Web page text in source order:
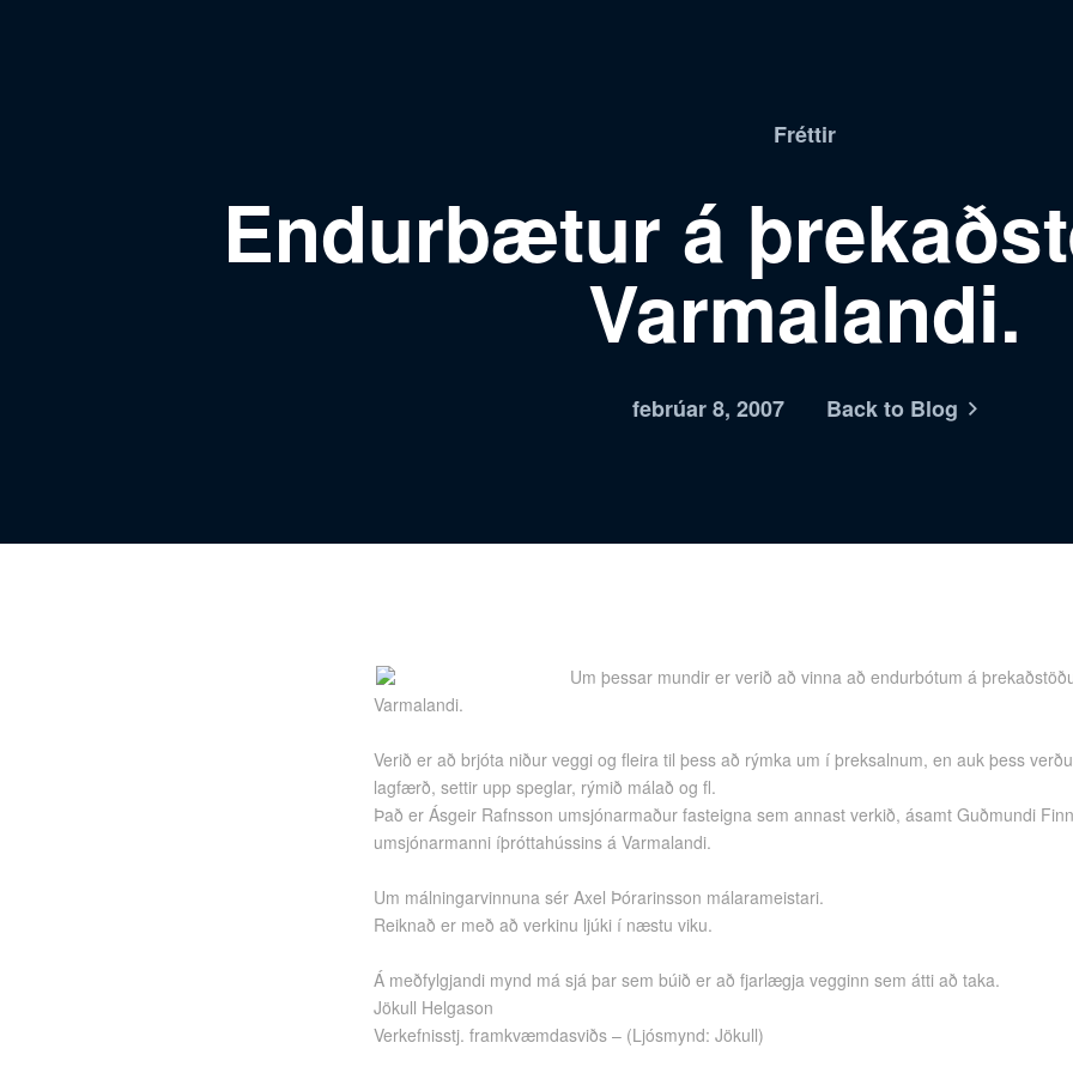
Fréttir
Endurbætur á
Varmalandi.
febrúar 8, 2007 Back to Blog
Um þessar mundir er verið að vinna að endurbótum á
Varmalandi.
Verið er að brjóta niður veggi og fleira til þess að rýmka um í þreksalnum, en auk þess
lagfærð, settir upp speglar, rýmið málað og fl.
Það er Ásgeir Rafnsson umsjónarmaður fasteigna sem annast verkið, ásamt Guðmundi
umsjónarmanni íþróttahússins á Varmalandi.
Um málningarvinnuna sér Axel Þórarinsson málarameistari.
Reiknað er með að verkinu ljúki í næstu viku.
Á meðfylgjandi mynd má sjá þar sem búið er að fjarlægja vegginn sem átti að taka.
Jökull Helgason
Verkefnisstj. framkvæmdasviðs – (Ljósmynd: Jökull)